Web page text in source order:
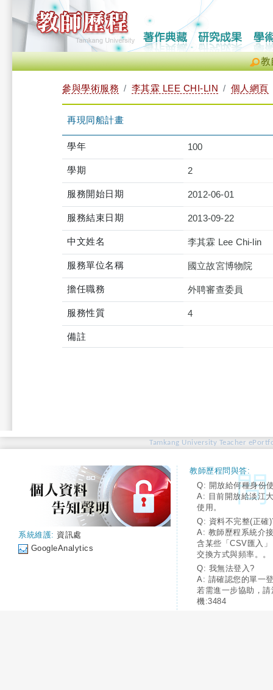
教
參與學術服務 李其霖 LEE CHI-LIN 個人網頁
再現同船計畫
學年 100
學期 2
服務開始日期 2012-06-01
服務結束日期 2013-09-22
中文姓名 李其霖 Lee Chi-lin
服務單位名稱 國立故宮博物院
擔任職務 外聘審查委員
服務性質 4
備註
Tamkang University Teacher
系統維護: 資訊處
GoogleAnalytics
教師歷程問與答:
Q: 開放給何種身份
A: 目前開放給淡江
使用。
Q: 資料不完整(正確
A: 教師歷程系統介
含某些「CSV匯入
交換方式與頻率。。
Q: 我無法登入?
A: 請確認您的單一
若需進一步協助，
機:3484